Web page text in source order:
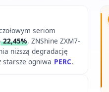
seriom
22,45%, ZNShine ZXM7-
niższą degradację
starsze ogniwa PERC.